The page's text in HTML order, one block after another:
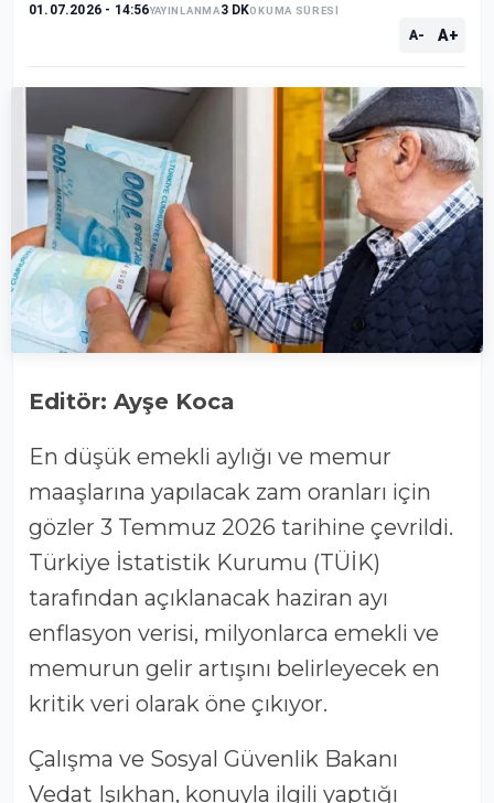
01.07.2026 - 14:56YAYINLANMA3 DKOKUMA SÜRESİ
A- A+
Editör: Ayşe Koca
En düşük emekli aylığı ve memur
maaşlarına yapılacak zam oranları için
gözler 3 Temmuz 2026 tarihine çevrildi.
Türkiye İstatistik Kurumu (TÜİK)
tarafından açıklanacak haziran ayı
enflasyon verisi, milyonlarca emekli ve
memurun gelir artışını belirleyecek en
kritik veri olarak öne çıkıyor.
Çalışma ve Sosyal Güvenlik Bakanı
Vedat Işıkhan, konuyla ilgili yaptığı